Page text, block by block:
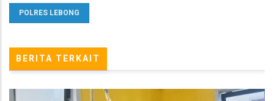
POLRES LEBONG
BERITA TERKAIT